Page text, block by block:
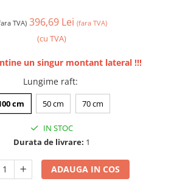
TVA) 396,69 Lei (fara TVA)
(cu TVA)
un singur montant lateral !!!
Lungime raft:
cm 50 cm 70 cm
IN STOC
Durata de livrare: 1
ADAUGA IN COS